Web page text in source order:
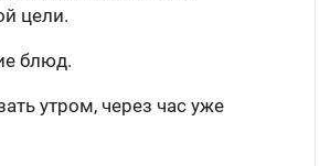
цели.
блюд.
утром, через час уже